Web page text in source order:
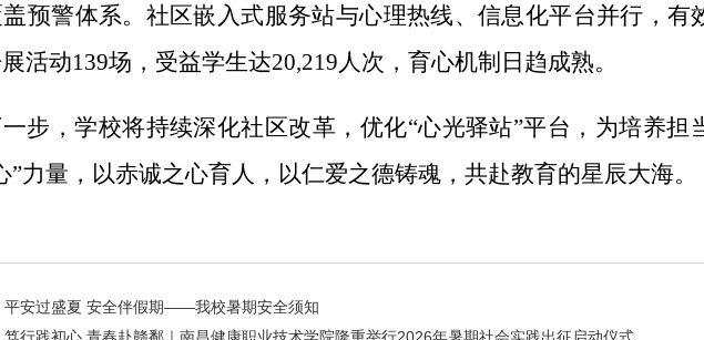
预警体系。社区嵌入式服务站与心理热线、信息化平台并行，有
活动139场，受益学生达20,219人次，育心机制日趋成熟。
步，学校将持续深化社区改革，优化“心光驿站”平台，为培养担
”力量，以赤诚之心育人，以仁爱之德铸魂，共赴教育的星辰大海。
平安过盛夏 安全伴假期——我校暑期安全须知